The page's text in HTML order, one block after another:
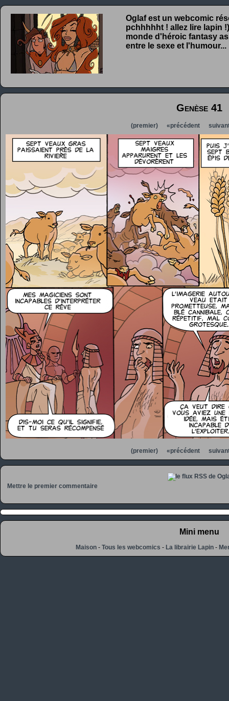
Oglaf est un webcomic
pchhhhht ! allez lire lapin
monde d'héroic fantasy
entre le sexe et l'humour...
Genèse 41
(premier) «précédent
(premier) «précédent
Mettre le premier commentaire
Mini menu
Maison -Tous les webcomics -La librairie Lapin -